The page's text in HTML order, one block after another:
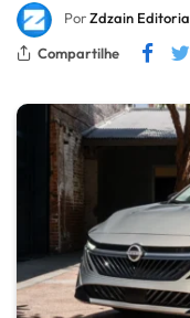
PorZdzain Editoria
Compartilhe